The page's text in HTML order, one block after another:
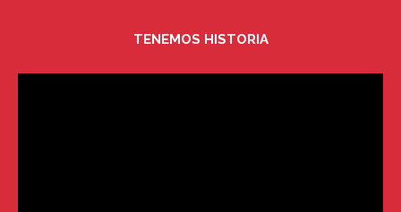
TENEMOS HISTORIA